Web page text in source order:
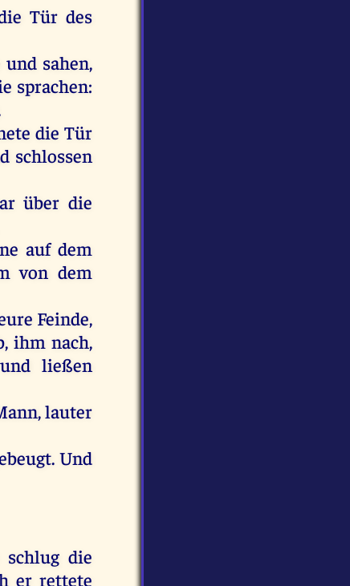
Tür des
und sahen,
sprachen:
die Tür
schlossen
über die
auf dem
von dem
Feinde,
, ihm nach,
und ließen
,lauter
. Und
schlug die
errettete